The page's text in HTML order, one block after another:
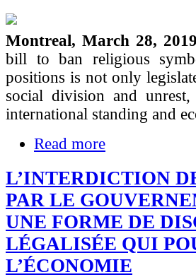
Montreal, March 28,
bill to ban religious
positions is not only
social division and
international standing and
Read more
L’INTERDICTION
PAR LE
UNE FORME DE
LÉGALISÉE QUI
L’ÉCONOMIE